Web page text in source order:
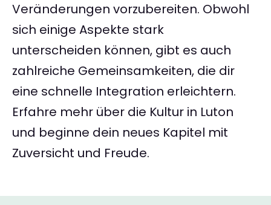
Veränderungen vorzubereiten. Obwohl
sich einige Aspekte stark
unterscheiden können, gibt es auch
zahlreiche Gemeinsamkeiten, die dir
eine schnelle Integration erleichtern.
Erfahre mehr über die Kultur in Luton
und beginne dein neues Kapitel mit
Zuversicht und Freude.